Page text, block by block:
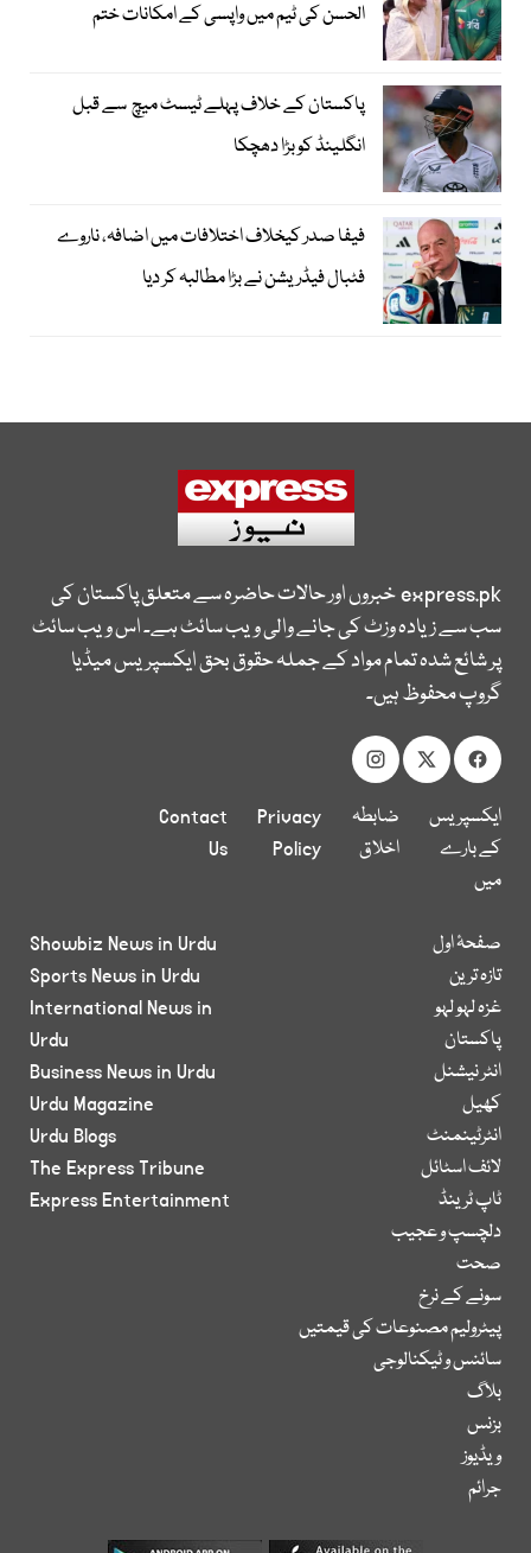
الحسن کی ٹیم میں واپسی کے امکانات ختم
پاکستان کے خلاف پہلے ٹیسٹ میچ سے قبل
انگلینڈ کو بڑا دھچکا
فیفا صدر کیخلاف اختلافات میں اضافہ، ناروے
فٹبال فیڈریشن نے بڑا مطالبہ کر دیا
express.pkخبروں اور حالات حاضرہ سے متعلق پاکستان کی
سب سے زیادہ وزٹ کی جانے والی ویب سائٹ ہے۔ اس ویب سائٹ
پر شائع شدہ تمام مواد کے جملہ حقوق بحق ایکسپریس میڈیا
گروپ محفوظ ہیں۔
ایکسپریس
کے بارے
میں
ضابطہ
اخلاق
Privacy
Policy
Contact
Us
صفحۂ اول
تازہ ترین
غزہ لہو لہو
پاکستان
انٹر نیشنل
کھیل
انٹرٹینمنٹ
لائف اسٹائل
ٹاپ ٹرینڈ
دلچسپ و عجیب
صحت
سونے کے نرخ
پیٹرولیم مصنوعات کی قیمتیں
سائنس و ٹیکنالوجی
بلاگ
بزنس
ویڈیوز
جرائم
Showbiz News in Urdu
Sports News in Urdu
International News in
Urdu
Business News in Urdu
Urdu Magazine
Urdu Blogs
The Express Tribune
Express Entertainment